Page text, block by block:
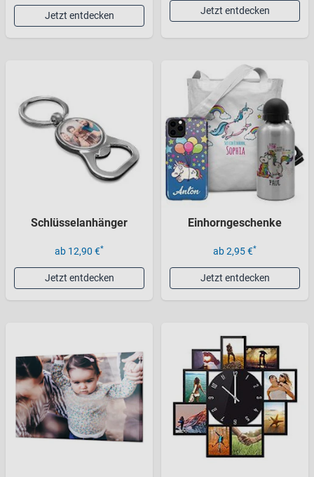
Jetzt entdecken Jetzt entdecken
Schlüsselanhänger
ab 12,90 €*
Jetzt entdecken
Einhorngeschenke
ab 2,95 €*
Jetzt entdecken